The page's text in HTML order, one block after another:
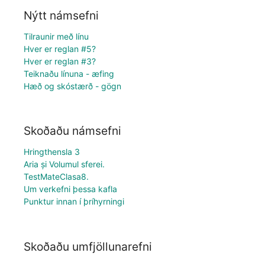
Nýtt námsefni
Tilraunir með línu
Hver er reglan #5?
Hver er reglan #3?
Teiknaðu línuna - æfing
Hæð og skóstærð - gögn
Skoðaðu námsefni
Hringthensla 3
Aria și Volumul sferei.
TestMateClasa8.
Um verkefni þessa kafla
Punktur innan í þríhyrningi
Skoðaðu umfjöllunarefni